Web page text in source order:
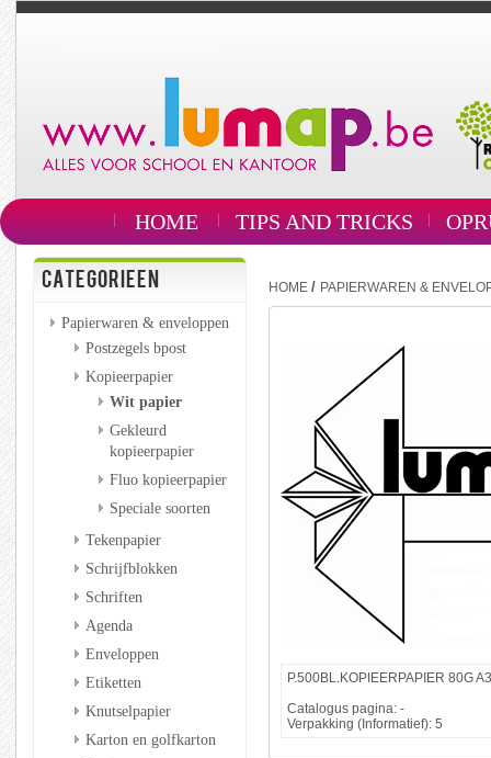
HOME TIPS AND TRICKS
CATEGORIEEN
Papierwaren & enveloppen
Postzegels bpost
Kopieerpapier
Wit papier
Gekleurd
kopieerpapier
Fluo kopieerpapier
Speciale soorten
Tekenpapier
Schrijfblokken
Schriften
Agenda
Enveloppen
Etiketten
Knutselpapier
Karton en golfkarton
HOME / PAPIERWAREN &
P.500BL.KOPIEERPAPIER 80G
Catalogus pagina: -
Verpakking (Informatief): 5